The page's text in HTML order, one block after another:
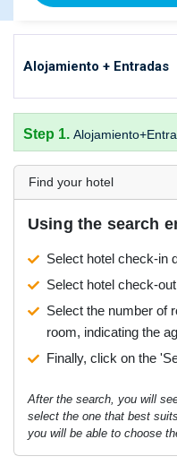
Alojamiento + Entradas
Step 1.
Find your hotel
Using the search
Select hotel check-in
Select hotel check-
Select the number of
room, indicating the
Finally, click on the
After the search, you will
select the one that best
you will be able to choose